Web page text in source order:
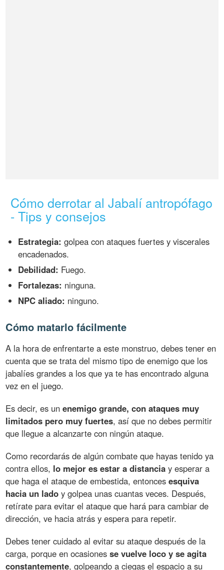
Cómo derrotar al Jabalí antropófago
- Tips y consejos
Estrategia: golpea con ataques fuertes y viscerales
encadenados.
Debilidad: Fuego.
Fortalezas: ninguna.
NPC aliado: ninguno.
Cómo matarlo fácilmente
A la hora de enfrentarte a este monstruo, debes tener en
cuenta que se trata del mismo tipo de enemigo que los
jabalíes grandes a los que ya te has encontrado alguna
vez en el juego.
Es decir, es unenemigo grande, con ataques muy
limitados pero muy fuertes, así que no debes permitir
que llegue a alcanzarte con ningún ataque.
Como recordarás de algún combate que hayas tenido ya
contra ellos, lo mejor es estar a distancia y esperar a
que haga el ataque de embestida, entoncesesquiva
hacia un lado y golpea unas cuantas veces. Después,
retírate para evitar el ataque que hará para cambiar de
dirección, ve hacia atrás y espera para repetir.
Debes tener cuidado al evitar su ataque después de la
carga, porque en ocasionesse vuelve loco y se agita
constantemente, golpeando a ciegas el espacio a su